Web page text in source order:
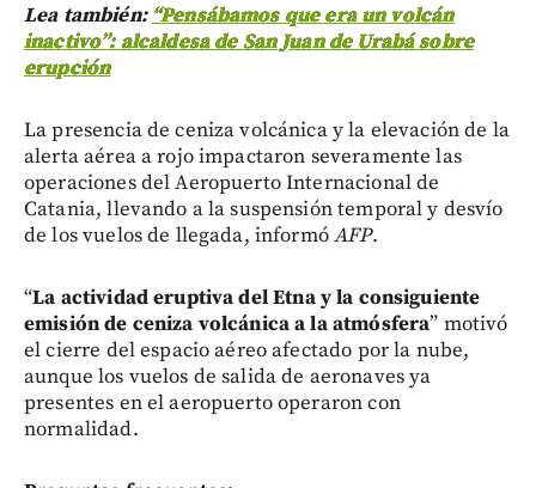
Lea también: “Pensábamos que era un volcán
inactivo”: alcaldesa de San Juan de Urabá sobre
erupción
La presencia de ceniza volcánica y la elevación de la
alerta aérea a rojo impactaron severamente las
operaciones del Aeropuerto Internacional de
Catania, llevando a la suspensión temporal y desvío
de los vuelos de llegada, informóAFP.
“La actividad eruptiva del Etna y la consiguiente
emisión de ceniza volcánica a la atmósfera” motivó
el cierre del espacio aéreo afectado por la nube,
aunque los vuelos de salida de aeronaves ya
presentes en el aeropuerto operaron con
normalidad.